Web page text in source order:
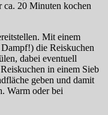
ca. 20 Minuten kochen
Mit einem
die Reiskuchen
dabei eventuell
in einem Sieb
geben und damit
Warm oder bei